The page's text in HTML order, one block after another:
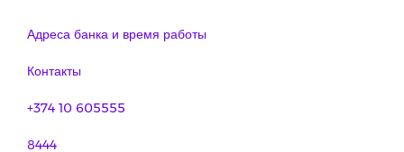
Адреса банка и время работы
Контакты
+374 10 605555
8444